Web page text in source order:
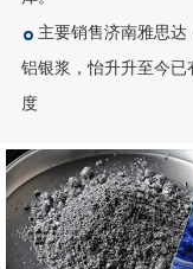
铝银浆，怡升升至今已
度